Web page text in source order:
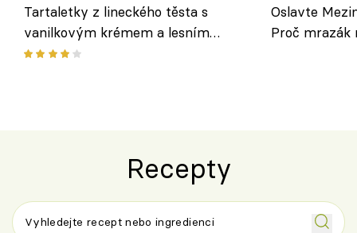
Tartaletky z lineckého těsta s
vanilkovým krémem a lesním
ovocem podle Bread Society
Oslavte
Proč
Recepty